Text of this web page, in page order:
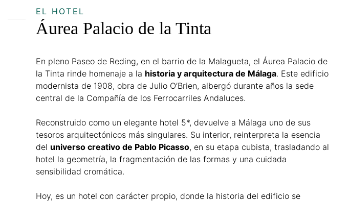
EL HOTEL
Áurea Palacio de la Tinta
En pleno Paseo de Reding, en el barrio de la Malagueta, el Áurea Palacio de
la Tinta rinde homenaje a la historia y arquitectura de Málaga. Este edificio
modernista de 1908, obra de Julio O’Brien, albergó durante años la sede
central de la Compañía de los Ferrocarriles Andaluces.
Reconstruido como un elegante hotel 5*, devuelve a Málaga uno de sus
tesoros arquitectónicos más singulares. Su interior, reinterpreta la esencia
del universo creativo de Pablo Picasso, en su etapa cubista, trasladando al
hotel la geometría, la fragmentación de las formas y una cuidada
sensibilidad cromática.
Hoy, es un hotel con carácter propio, donde la historia del edificio se